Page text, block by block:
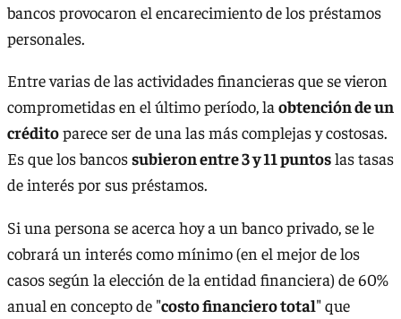
bancos provocaron el encarecimiento de los préstamos
personales.
Entre varias de las actividades financieras que se vieron
comprometidas en el último período, la obtención de un
créditoparece ser de una las más complejas y costosas.
Es que los bancossubieron entre 3 y 11 puntoslas tasas
de interés por sus préstamos.
Si una persona se acerca hoy a un banco privado, se le
cobrará un interés como mínimo (en el mejor de los
casos según la elección de la entidad financiera) de 60%
anual en concepto de "costo financiero total" que